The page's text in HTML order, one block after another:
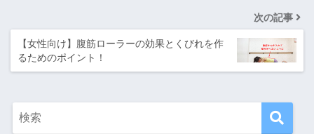
次の記事
【女性向け】腹筋ローラーの効果とくびれを作
るためのポイント！